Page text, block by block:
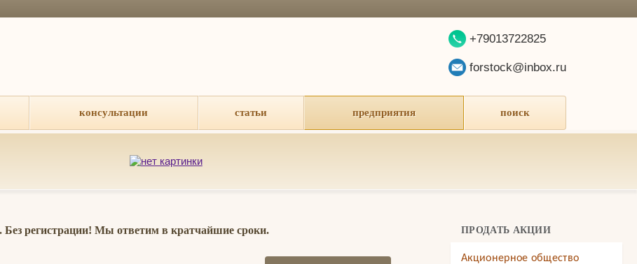
+79013722825
forstock@inbox.ru
консультации статьи предприятия поиск
Без регистрации! Мы ответим в кратчайшие сроки. ПРОДАТЬ АКЦИИ
Акционерное общество